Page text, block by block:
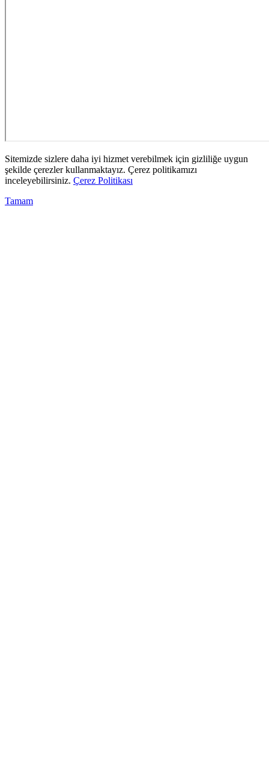
Sitemizde sizlere daha iyi hizmet verebilmek için gizliliğe uygun
şekilde çerezler kullanmaktayız. Çerez politikamızı
inceleyebilirsiniz. Çerez Politikası
Tamam